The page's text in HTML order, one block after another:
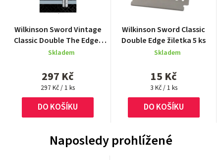
Wilkinson Sword Vintage
Classic Double The Edger
strojek+žiletky 5 ks
hodnocení
produktu
je
z
5
hvězdiček.
Skladem
297 Kč
Měrná
cena:
297 Kč / 1 ks
DO KOŠÍKU
Wilkinson Sword Classic
Double Edge žiletka 5 ks
hodnocení
produktu
je
z
5
hvězdiček.
Skladem
15 Kč
Měrná
cena:
3 Kč / 1 ks
DO KOŠÍKU
Naposledy prohlížené